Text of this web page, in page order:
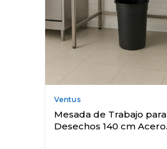
Ventus
Mesada de Trabajo para
Desechos 140 cm Acero